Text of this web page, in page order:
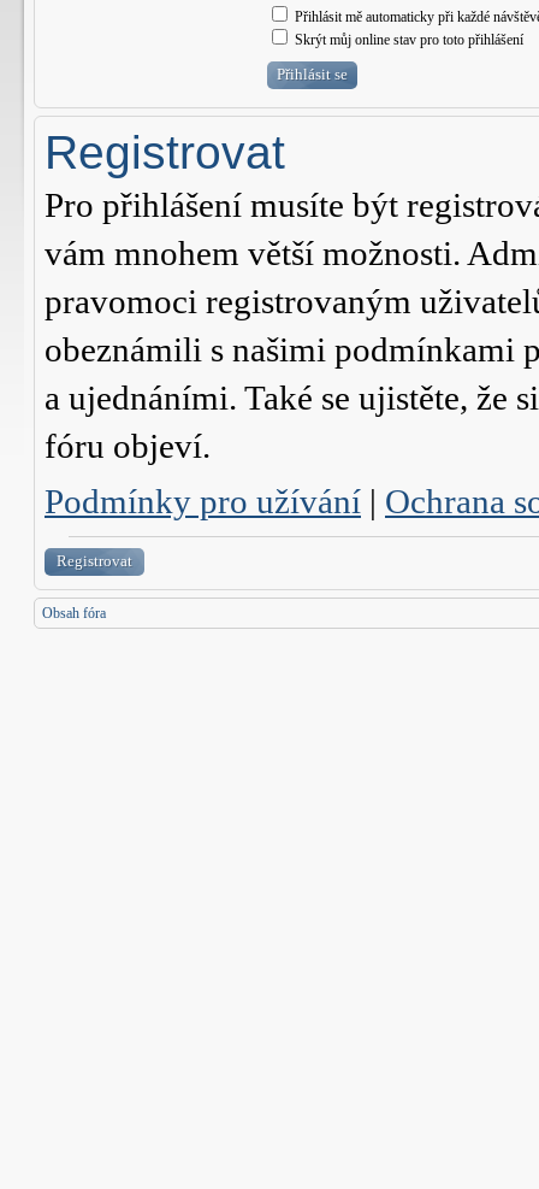
Přihlásit mě automaticky při každé
Skrýt můj online stav pro toto přihlášení
Registrovat
Pro přihlášení musíte být
vám mnohem větší možnosti.
pravomoci registrovaným
obeznámili s našimi podmínkami
a ujednáními. Také se ujistěte, že
fóru objeví.
Podmínky pro užívání | Ochrana
Registrovat
Obsah fóra